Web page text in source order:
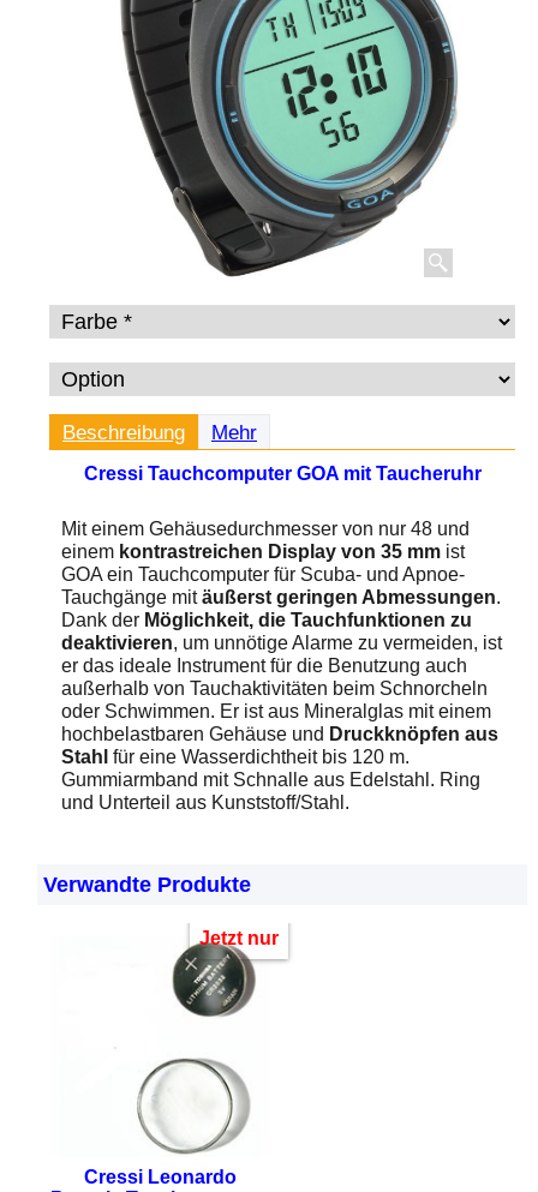
Beschreibung Mehr
Cressi Tauchcomputer GOA mit Taucheruhr
Mit einem Gehäusedurchmesser von nur 48 und
einem kontrastreichen Display von 35 mm ist
GOA ein Tauchcomputer für Scuba- und Apnoe-
Tauchgänge mitäußerst geringen Abmessungen.
Dank der Möglichkeit, die Tauchfunktionen zu
deaktivieren, um unnötige Alarme zu vermeiden, ist
er das ideale Instrument für die Benutzung auch
außerhalb von Tauchaktivitäten beim Schnorcheln
oder Schwimmen. Er ist aus Mineralglas mit einem
hochbelastbaren Gehäuse und Druckknöpfen aus
Stahl für eine Wasserdichtheit bis 120 m.
Gummiarmband mit Schnalle aus Edelstahl. Ring
und Unterteil aus Kunststoff/Stahl.
Verwandte Produkte
Jetzt nur
Cressi Leonardo